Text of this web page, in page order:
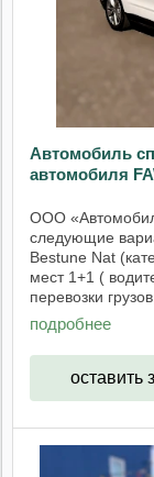
Автомобиль
автомобиля
ООО
следующие
Bestune Nat
мест 1+1 (
перевозки
подробнее
оставить